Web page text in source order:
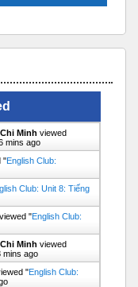
Minh viewed
mins ago
"English Club:
Club: Unit 8: Tiếng
viewed "English Club:
Minh viewed
mins ago
"English Club: